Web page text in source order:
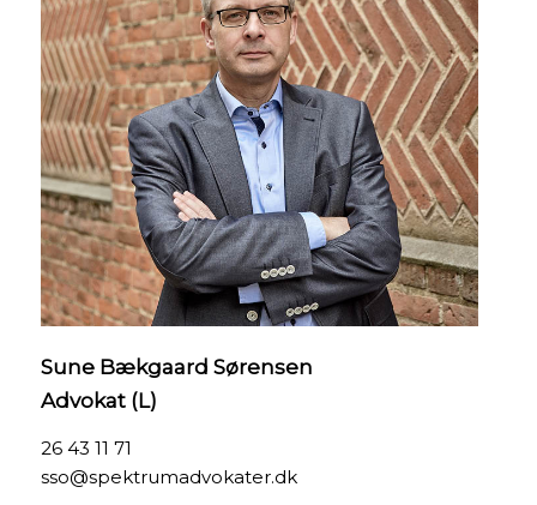
Sune Bækgaard Sørensen
Advokat (L)
26 43 11 71
sso@spektrumadvokater.dk